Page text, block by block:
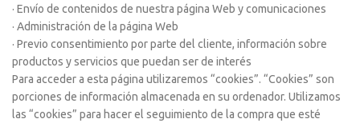
· Envío de contenidos de nuestra página Web y comunicaciones
· Administración de la página Web
· Previo consentimiento por parte del cliente, información sobre
productos y servicios que puedan ser de interés
Para acceder a esta página utilizaremos “cookies”. “Cookies” son
porciones de información almacenada en su ordenador. Utilizamos
las “cookies” para hacer el seguimiento de la compra que esté